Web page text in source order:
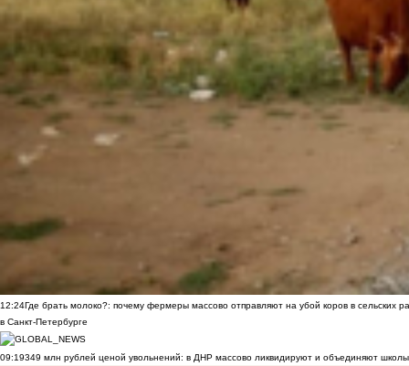
12:24Где брать молоко?: почему фермеры массово отправляют на убой коров в сельских
в Санкт-Петербурге
09:19349 млн рублей ценой увольнений: в ДНР массово ликвидируют и объединяют